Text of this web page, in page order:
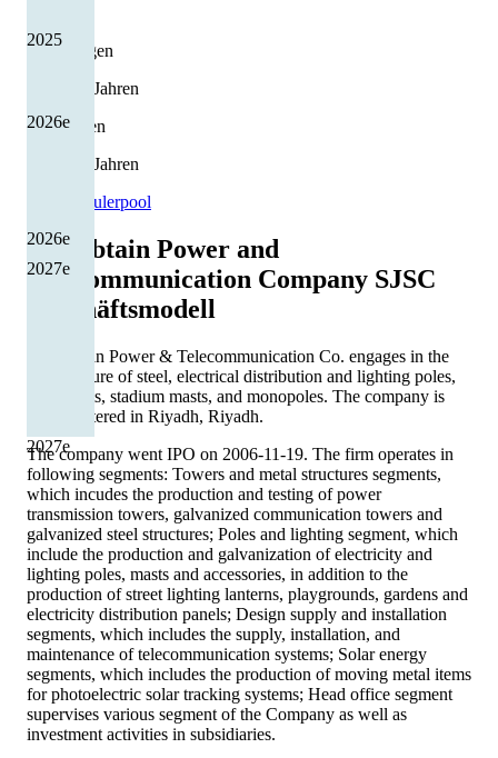
2025
2026e
2027e
2026e
2027e
Erhöhungen
5 von 13 Jahren
Kürzungen
6 von 13 Jahren
Quelle: Eulerpool
Al Babtain Power and
Telecommunication Company SJSC
Geschäftsmodell
Al-Babtain Power & Telecommunication Co. engages in the
manufacture of steel, electrical distribution and lighting poles,
high masts, stadium masts, and monopoles. The company is
headquartered in Riyadh, Riyadh.
The company went IPO on 2006-11-19. The firm operates in
following segments: Towers and metal structures segments,
which incudes the production and testing of power
transmission towers, galvanized communication towers and
galvanized steel structures; Poles and lighting segment, which
include the production and galvanization of electricity and
lighting poles, masts and accessories, in addition to the
production of street lighting lanterns, playgrounds, gardens and
electricity distribution panels; Design supply and installation
segments, which includes the supply, installation, and
maintenance of telecommunication systems; Solar energy
segments, which includes the production of moving metal items
for photoelectric solar tracking systems; Head office segment
supervises various segment of the Company as well as
investment activities in subsidiaries.